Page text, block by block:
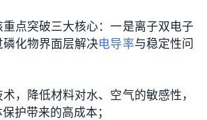
点突破三大核心：一是离子双电子
化物界面层解决电导率与稳定性问
，降低材料对水、空气的敏感性，
护带来的高成本；